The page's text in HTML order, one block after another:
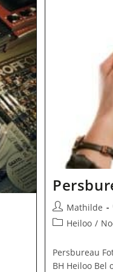
Bericht
auteur:
Mathilde
Heiloo /
Persbureau
BH Heiloo